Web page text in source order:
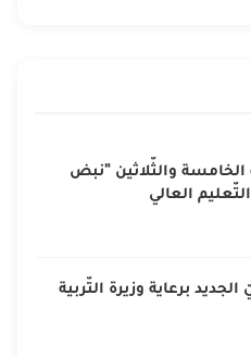
الخامسة والثّلاثين "نبض
العالي
برعاية وزيرة التّربية